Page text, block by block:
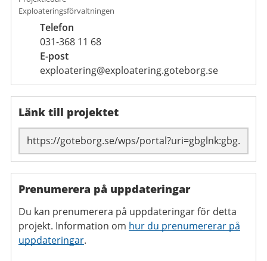
Exploateringsförvaltningen
Telefon
031-368 11 68
E-post
exploatering@exploatering.goteborg.se
Länk till projektet
Prenumerera på uppdateringar
Du kan prenumerera på uppdateringar för detta
projekt. Information om hur du prenumererar på
uppdateringar.